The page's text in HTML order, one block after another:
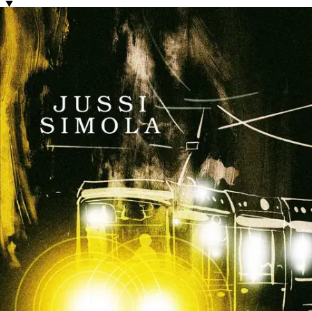
Tuotekuvaus
Vahvatunnelmainen dekkari elämän pimeistä poluista, joille ihminen
voi tahtomattaan päätyä tulevaisuuden murskauduttua pieniksi
sirpaleiksi. ”Sinivalkoisten nauhojen ympäröimälle rikospaikalle ei
ollut vaikea löytää. Se oli samaan aikaan raitiovaunulinja numero
10:n ja yhden elämän päätepysäkki.” Erinomaisesti
liiketoiminnassaan menestynyt Peter Lehtoruusu murhataan
tunteettomasti raitiovaunun alle Helsingin kantakaupungissa kylmän
helmikuisen illan päätteeksi.Komisario Lara Honka yhdessä
tiiminsä kanssa kiirehtii tutkimaan tapausta, sillä motiiveja tekoon ei
tunnu puuttuvan. Kun seuraavana päivänä nuori nainen kokee
saman kohtalon, tutkinta saa omituisen käänteen. Mikään ei yhdistä
tekoja toisiinsa. Herää epämiellyttävä tunne siitä, mihin tapahtumat
saattavat olla johtamassa. Kuka tekee jotain tällaista? Entä miksi
Ronny, Peter Lehtoruusun tykätty pikkuveli, on jättänyt kaiken
taakseen ja erakoitunut keskelle metsää pieneen mökkiin pari vuotta
aikaisemmin? Kaiken lisäksi Laran ryhmään on eläköityneen Ismo
Tuohilammen valtaviin saappaisiin astunut uusi jäsen, mikä ei
kaikille ole ainoastaan positiivinen asia. ”On aivan liian hiljaista.